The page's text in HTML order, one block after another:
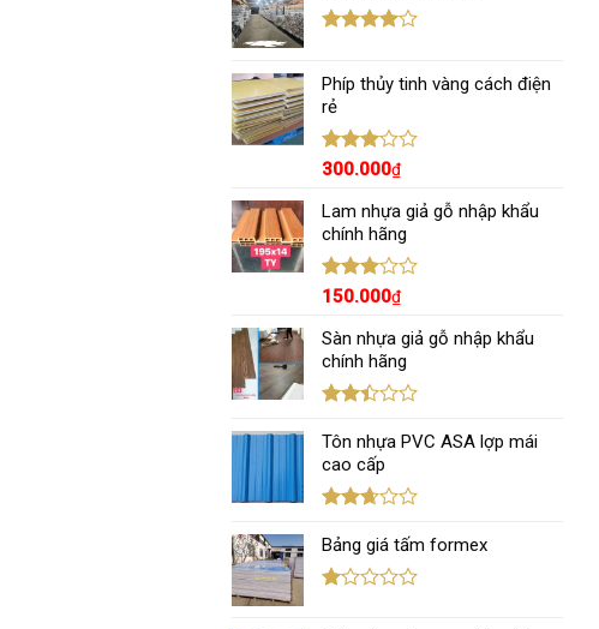
4.00 5
sao
Phíp thủy tinh vàng cách điện
rẻ
Được
hạng
3.005
sao
300.000₫
Lam nhựa giả gỗ nhập khẩu
chính hãng
Được
hạng
3.005
sao
150.000₫
Sàn nhựa giả gỗ nhập khẩu
chính hãng
xếp
hạng
5 sao
Tôn nhựa PVC ASA lợp mái
cao cấp
xếp
hạng
2.67
Bảng giá tấm formex